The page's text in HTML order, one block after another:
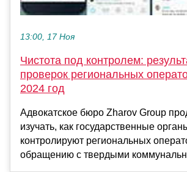
13:00, 17 Ноя
Чистота под контролем:
проверок региональных
2024 год
Адвокатское бюро Zharov Group
изучать, как государственные
контролируют региональных
обращению с твердыми